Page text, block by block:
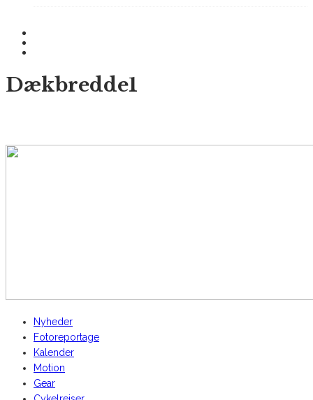
Dækbredde1
Nyheder
Fotoreportage
Kalender
Motion
Gear